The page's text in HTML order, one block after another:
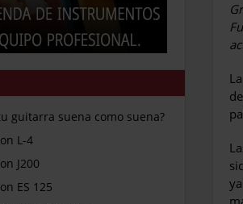
guitarra suena como suena?
L-4
J200
ES 125